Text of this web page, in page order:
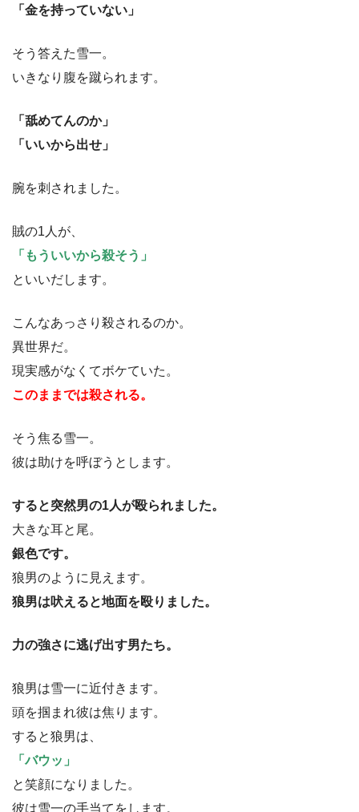
「金を持っていない」
そう答えた雪一。
いきなり腹を蹴られます。
「舐めてんのか」
「いいから出せ」
腕を刺されました。
賊の1人が、
「もういいから殺そう」
といいだします。
こんなあっさり殺されるのか。
異世界だ。
現実感がなくてボケていた。
このままでは殺される。
そう焦る雪一。
彼は助けを呼ぼうとします。
すると突然男の1人が殴られました。
大きな耳と尾。
銀色です。
狼男のように見えます。
狼男は吠えると地面を殴りました。
力の強さに逃げ出す男たち。
狼男は雪一に近付きます。
頭を掴まれ彼は焦ります。
すると狼男は、
「バウッ」
と笑顔になりました。
彼は雪一の手当てをします。